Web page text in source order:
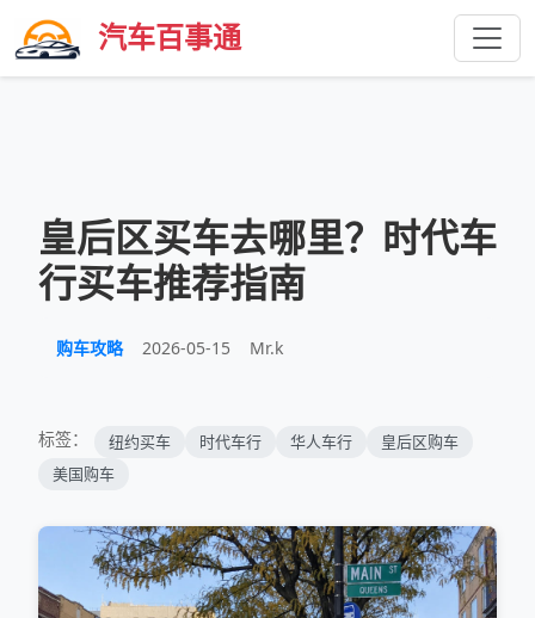
汽车百事通
皇后区买车去哪里？时代车
行买车推荐指南
购车攻略 2026-05-15 Mr.k
标签： 纽约买车 时代车行 华人车行
皇后区购车
美国购车